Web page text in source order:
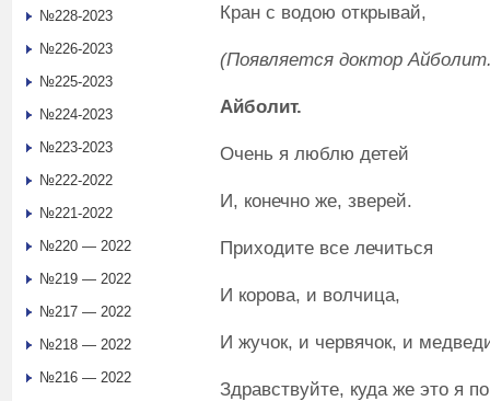
Кран с водою открывай,
(Появляется доктор
Айболит.
Очень я люблю детей
И, конечно же, зверей.
Приходите все лечиться
И корова, и волчица,
И жучок, и червячок, и
Здравствуйте, куда же это я
№228-2023
№226-2023
№225-2023
№224-2023
№223-2023
№222-2022
№221-2022
№220 — 2022
№219 — 2022
№217 — 2022
№218 — 2022
№216 — 2022